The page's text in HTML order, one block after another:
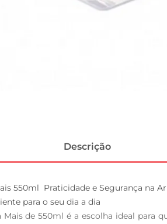
Descrição
550ml  Praticidade e Segurança na
para o seu dia a dia
Mais de 550ml é a escolha ideal para